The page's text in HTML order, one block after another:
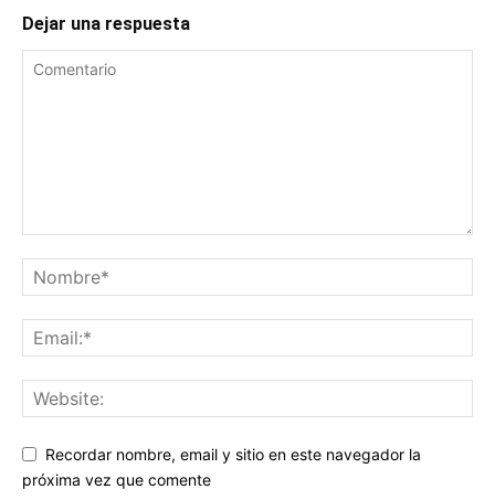
Dejar una respuesta
Recordar nombre, email y sitio en este navegador la
próxima vez que comente